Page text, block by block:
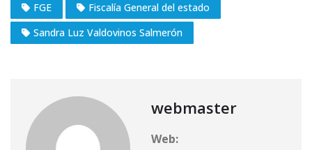
FGE
Fiscalía General del estado
Sandra Luz Valdovinos Salmerón
webmaster
Web: